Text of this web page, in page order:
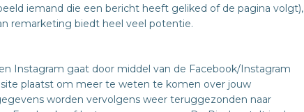
iemand die een bericht heeft geliked of de pagina volgt),
remarketing biedt heel veel potentie.
Instagram gaat door middel van de Facebook/Instagram
plaatst om meer te weten te komen over jouw
worden vervolgens weer teruggezonden naar